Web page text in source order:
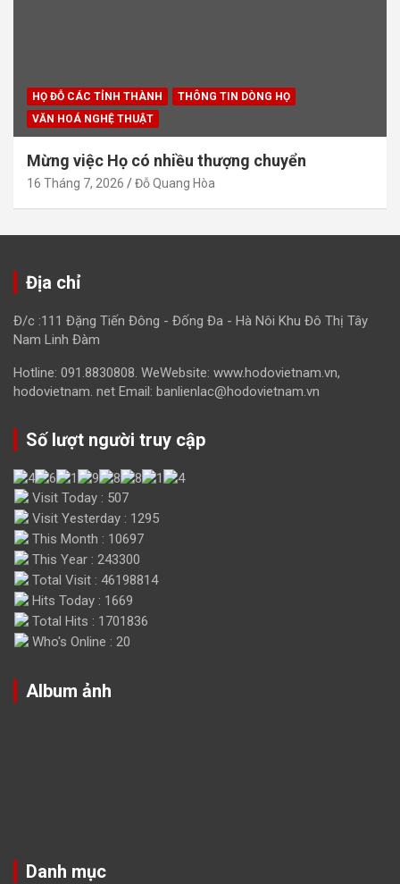
HỌ ĐỖ CÁC TỈNH THÀNH
THÔNG TIN DÒNG HỌ
VĂN HOÁ NGHỆ THUẬT
Mừng việc Họ có nhiều thượng chuyển
16 Tháng 7, 2026 Đỗ Quang Hòa
Địa chỉ
Đ/c :111 Đặng Tiến Đông - Đống Đa - Hà Nôi Khu Đô Thị Tây
Nam Linh Đàm
Hotline: 091.8830808. WeWebsite: www.hodovietnam.vn,
hodovietnam. net Email: banlienlac@hodovietnam.vn
Số lượt người truy cập
Visit Today : 507
Visit Yesterday : 1295
This Month : 10697
This Year : 243300
Total Visit : 46198814
Hits Today : 1669
Total Hits : 1701836
Who's Online : 20
Album ảnh
Danh mục